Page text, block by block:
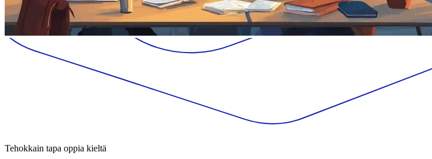
Tehokkain tapa oppia kieltä